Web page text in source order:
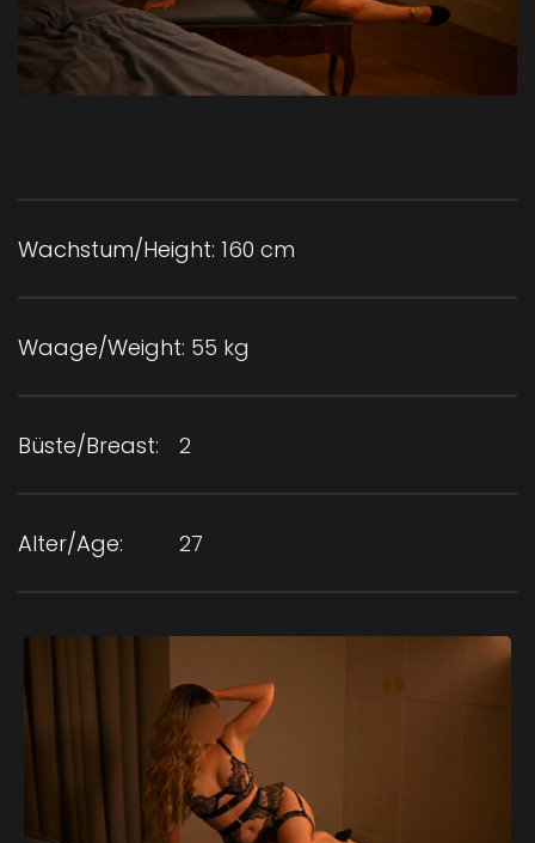
Wachstum/Height: 160 cm
Waage/Weight: 55 kg
Büste/Breast: 2
Alter/Age: 27